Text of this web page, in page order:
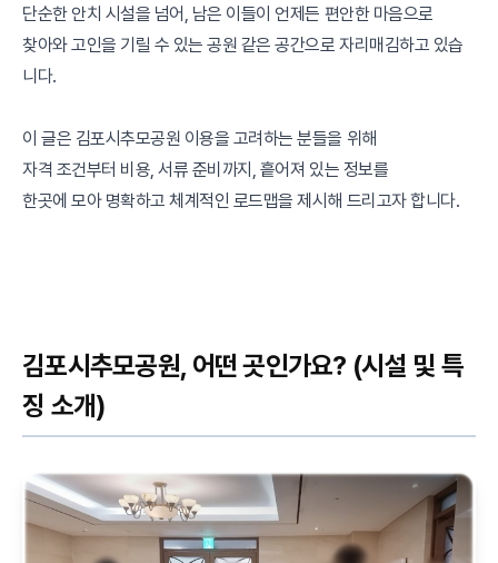
단순한 안치 시설을 넘어, 남은 이들이 언제든 편안한 마음으로
찾아와 고인을 기릴 수 있는 공원 같은 공간으로 자리매김하고 있습
니다.
이 글은 김포시추모공원 이용을 고려하는 분들을 위해
자격 조건부터 비용, 서류 준비까지, 흩어져 있는 정보를
한곳에 모아 명확하고 체계적인 로드맵을 제시해 드리고자 합니다.
김포시추모공원, 어떤 곳인가요? (시설 및 특
징 소개)